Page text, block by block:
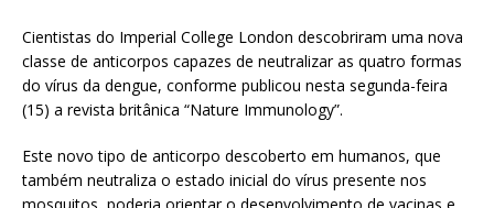
Cientistas do Imperial College London descobriram uma nova
classe de anticorpos capazes de neutralizar as quatro formas
do vírus da dengue, conforme publicou nesta segunda-feira
(15) a revista britânica “Nature Immunology”.
Este novo tipo de anticorpo descoberto em humanos, que
também neutraliza o estado inicial do vírus presente nos